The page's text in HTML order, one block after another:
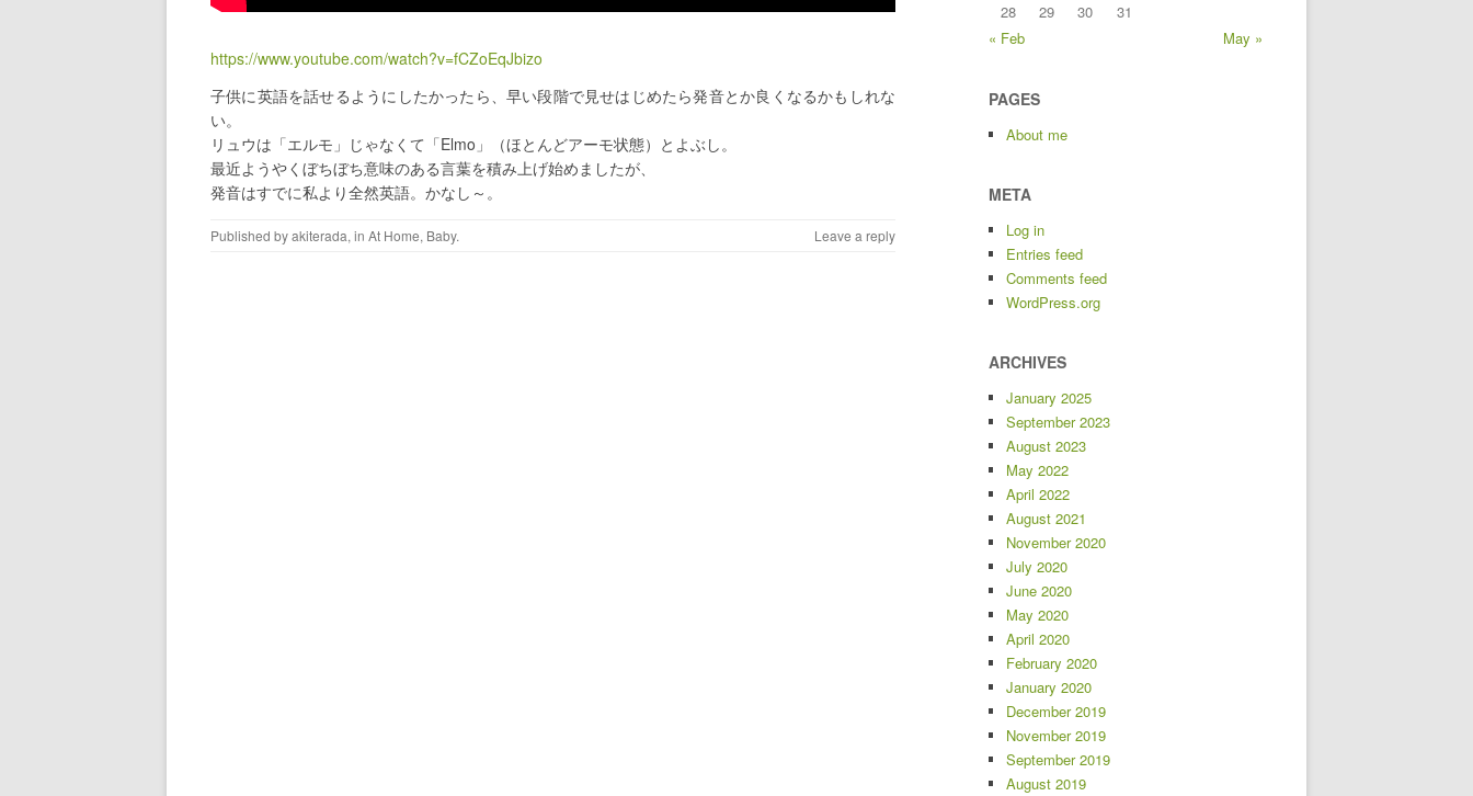
https://www.youtube.com/watch?v=fCZoEqJbizo
子供に英語を話せるようにしたかったら、早い段階で見せはじめたら発音とか良くなるかもしれな
い。
リュウは「エルモ」じゃなくて「Elmo」（ほとんどアーモ状態）とよぶし。
最近ようやくぼちぼち意味のある言葉を積み上げ始めましたが、
発音はすでに私より全然英語。かなし～。
Published byakiterada, in At Home, Baby. Leave a reply
28
29 30
31
« Feb
May »
PAGES
About me
META
Log in
Entries feed
Comments feed
WordPress.org
ARCHIVES
January 2025
September 2023
August 2023
May 2022
April 2022
August 2021
November 2020
July 2020
June 2020
May 2020
April 2020
February 2020
January 2020
December 2019
November 2019
September 2019
August 2019